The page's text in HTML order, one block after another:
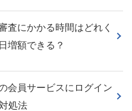
査にかかる時間はどれく
増額できる？
会員サービスにログイン
処法